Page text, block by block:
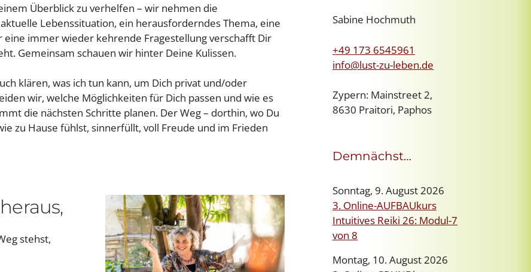
Überblick zu verhelfen – wir nehmen die
Lebenssituation, ein herausforderndes Thema, eine
immer wieder kehrende Fragestellung verschafft Dir
Gemeinsam schauen wir hinter Deine Kulissen.
klären, was ich tun kann, um Dich privat und/oder
wir, welche Möglichkeiten für Dich passen und wie es
die nächsten Schritte planen. Der Weg – dorthin, wo Du
zu Hause fühlst, sinnerfüllt, voll Freude und im Frieden
stehst,
Sabine Hochmuth
+49 173 6545961
info@lust-zu-leben.de
Zypern: Mainstreet 2,
8630 Praitori, Paphos
Demnächst…
Sonntag, 9. August 2026
3. Online-AUFBAUkurs
Intuitives Reiki 26: Modul-7
von 8
Montag, 10. August 2026